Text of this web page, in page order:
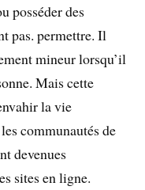
posséder des
pas. permettre. Il
mineur lorsqu’il
Mais cette
la vie
communautés de
devenues
sites en ligne.